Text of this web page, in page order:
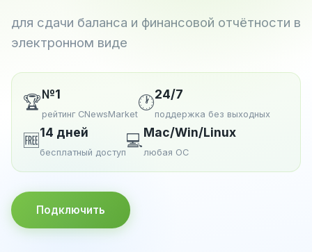
для сдачи баланса и финансовой отчётности в
электронном виде
🏆№1
рейтинг CNewsMarket
🕐24/7
поддержка без выходных
🆓14 дней
бесплатный доступ
💻Mac/Win/Linux
любая ОС
Подключить